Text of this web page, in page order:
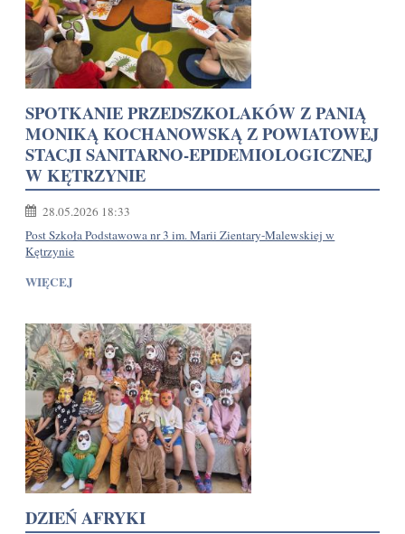
SPOTKANIE PRZEDSZKOLAKÓW Z PANIĄ
MONIKĄ KOCHANOWSKĄ Z POWIATOWEJ
STACJI SANITARNO-EPIDEMIOLOGICZNEJ
W KĘTRZYNIE
28.05.2026 18:33
Post Szkoła Podstawowa nr 3 im. Marii Zientary-Malewskiej w
Kętrzynie
WIĘCEJ
DZIEŃ AFRYKI